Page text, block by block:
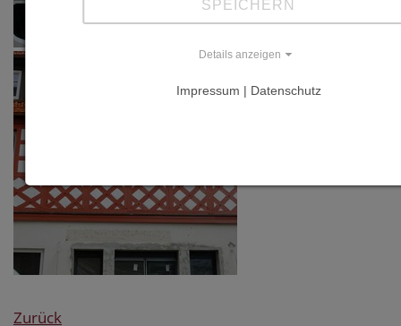
Zurück
SPEICHERN
Details anzeigen
Impressum | Datenschutz